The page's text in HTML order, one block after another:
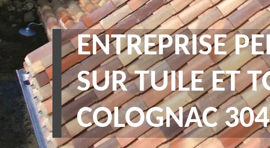
ENTREPRISE
SUR TUILE ET
COLOGNAC